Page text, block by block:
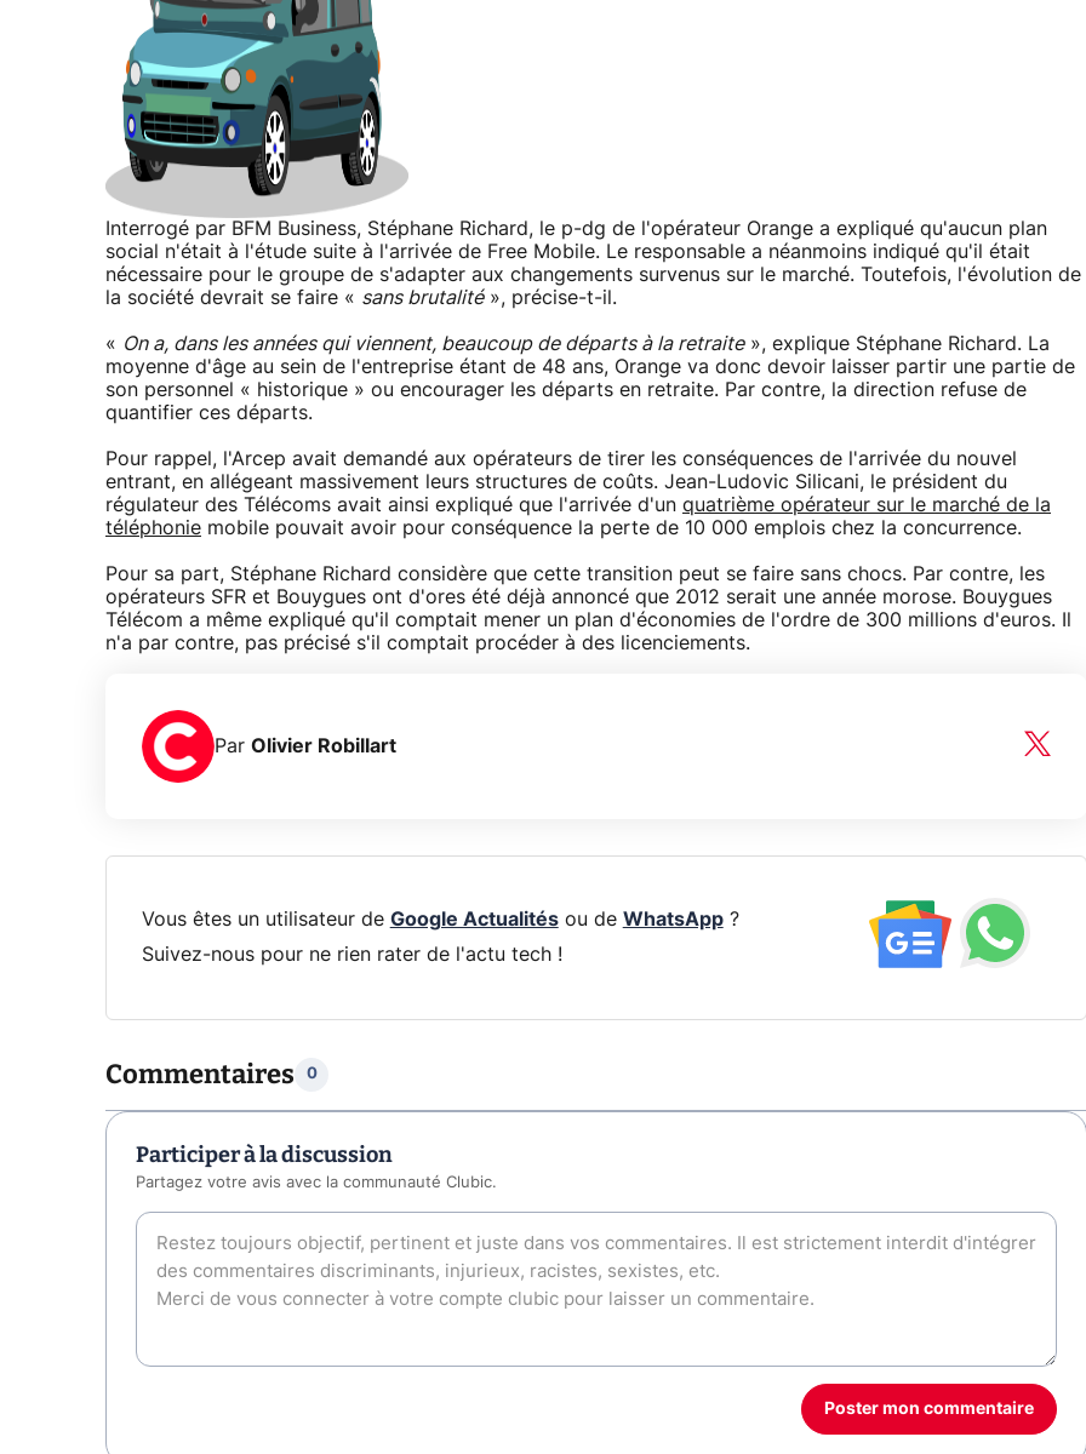
Interrogé par BFM Business, Stéphane Richard, le p-dg de l'opérateur Orange a expliqué qu'aucun plan
social n'était à l'étude suite à l'arrivée de Free Mobile. Le responsable a néanmoins indiqué qu'il était
nécessaire pour le groupe de s'adapter aux changements survenus sur le marché. Toutefois, l'évolution de
la société devrait se faire « sans brutalité», précise-t-il.
« On a, dans les années qui viennent, beaucoup de départs à la retraite», explique Stéphane Richard. La
moyenne d'âge au sein de l'entreprise étant de 48 ans, Orange va donc devoir laisser partir une partie de
son personnel « historique » ou encourager les départs en retraite. Par contre, la direction refuse de
quantifier ces départs.
Pour rappel, l'Arcep avait demandé aux opérateurs de tirer les conséquences de l'arrivée du nouvel
entrant, en allégeant massivement leurs structures de coûts. Jean-Ludovic Silicani, le président du
régulateur des Télécoms avait ainsi expliqué que l'arrivée d'un quatrième opérateur sur le marché de la
téléphonie mobile pouvait avoir pour conséquence la perte de 10 000 emplois chez la concurrence.
Pour sa part, Stéphane Richard considère que cette transition peut se faire sans chocs. Par contre, les
opérateurs SFR et Bouygues ont d'ores été déjà annoncé que 2012 serait une année morose. Bouygues
Télécom a même expliqué qu'il comptait mener un plan d'économies de l'ordre de 300 millions d'euros. Il
n'a par contre, pas précisé s'il comptait procéder à des licenciements.
Par Olivier Robillart
Vous êtes un utilisateur de Google Actualitésou de WhatsApp?
Suivez-nous pour ne rien rater de l'actu tech !
Commentaires 0
Participer à la discussion
Partagez votre avis avec la communauté Clubic.
Poster mon commentaire